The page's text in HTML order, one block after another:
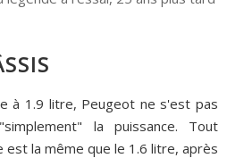
à 1.9 litre, Peugeot ne s'est pas
la puissance. Tout
est la même que le 1.6 litre, après